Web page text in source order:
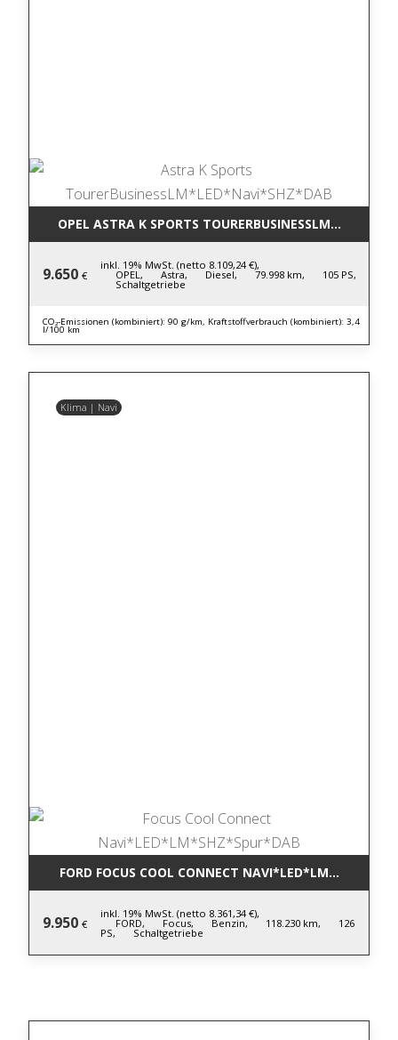
OPEL ASTRA K SPORTS
9.650 €
inkl. 19% MwSt. (netto 8.109,24 €),
OPEL, Astra, Diesel, 79.998 km, 105 PS,
Schaltgetriebe
CO₂-Emissionen (kombiniert): 90 g/km, Kraftstoffverbrauch (kombiniert): 3,4
l/100 km
Klima | Navi
FORD FOCUS COOL CONNECT
9.950 €
inkl. 19% MwSt. (netto 8.361,34 €),
FORD, Focus, Benzin, 118.230 km, 126
PS, Schaltgetriebe